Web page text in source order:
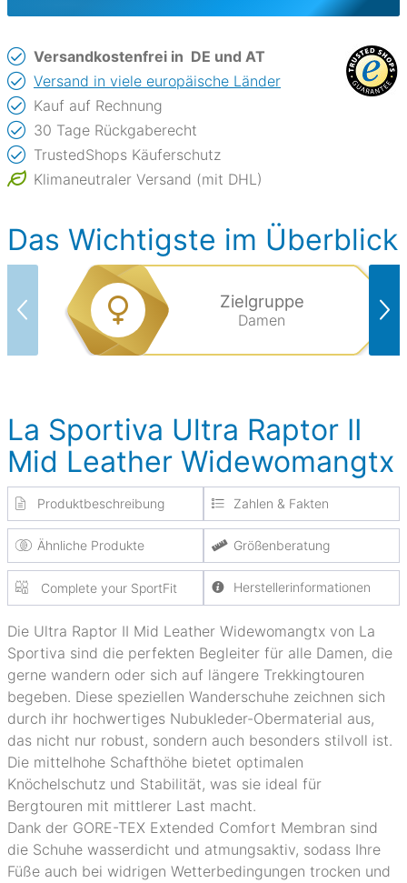
Versandkostenfrei in DE und AT
Versand in viele europäische Länder
Kauf auf Rechnung
30 Tage Rückgaberecht
TrustedShops Käuferschutz
Klimaneutraler Versand (mit DHL)
Das Wichtigste im Überblick
Zielgruppe
Damen
La Sportiva Ultra Raptor II
Mid Leather Widewomangtx
Produktbeschreibung Zahlen & Fakten
Ähnliche Produkte Größenberatung
Complete your SportFit Herstellerinformationen
Die Ultra Raptor II Mid Leather Widewomangtx von La
Sportiva sind die perfekten Begleiter für alle Damen, die
gerne wandern oder sich auf längere Trekkingtouren
begeben. Diese speziellen Wanderschuhe zeichnen sich
durch ihr hochwertiges Nubukleder-Obermaterial aus,
das nicht nur robust, sondern auch besonders stilvoll ist.
Die mittelhohe Schafthöhe bietet optimalen
Knöchelschutz und Stabilität, was sie ideal für
Bergtouren mit mittlerer Last macht.
Dank der GORE-TEX Extended Comfort Membran sind
die Schuhe wasserdicht und atmungsaktiv, sodass Ihre
Füße auch bei widrigen Wetterbedingungen trocken und